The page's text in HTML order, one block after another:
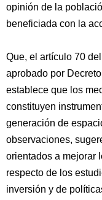
opinión de la
beneficiada con la
Que, el artículo 70
aprobado por
establece que los
constituyen
generación de
observaciones,
orientados a mejorar
respecto de los
inversión y de